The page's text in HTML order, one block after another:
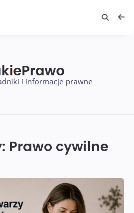
Prawo cywilne